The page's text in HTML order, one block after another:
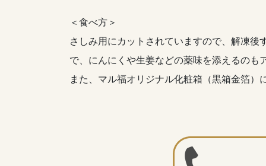
＜食べ方＞
さしみ用にカットされていますので、解凍
で、にんにくや生姜などの薬味を添えるのも
また、マル福オリジナル化粧箱（黒箱金箔